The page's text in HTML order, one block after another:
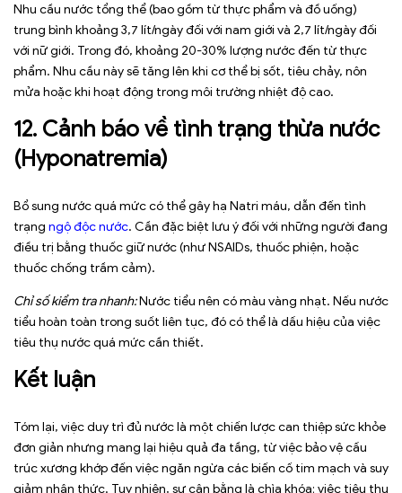
Nhu cầu nước tổng thể (bao gồm từ thực phẩm và đồ uống)
trung bình khoảng 3,7 lít/ngày đối với nam giới và 2,7 lít/ngày đối
với nữ giới. Trong đó, khoảng 20-30% lượng nước đến từ thực
phẩm. Nhu cầu này sẽ tăng lên khi cơ thể bị sốt, tiêu chảy, nôn
mửa hoặc khi hoạt động trong môi trường nhiệt độ cao.
12. Cảnh báo về tình trạng thừa nước
(Hyponatremia)
Bổ sung nước quá mức có thể gây hạ Natri máu, dẫn đến tình
trạng ngộ độc nước. Cần đặc biệt lưu ý đối với những người đang
điều trị bằng thuốc giữ nước (như NSAIDs, thuốc phiện, hoặc
thuốc chống trầm cảm).
Chỉ số kiểm tra nhanh:Nước tiểu nên có màu vàng nhạt. Nếu nước
tiểu hoàn toàn trong suốt liên tục, đó có thể là dấu hiệu của việc
tiêu thụ nước quá mức cần thiết.
Kết luận
Tóm lại, việc duy trì đủ nước là một chiến lược can thiệp sức khỏe
đơn giản nhưng mang lại hiệu quả đa tầng, từ việc bảo vệ cấu
trúc xương khớp đến việc ngăn ngừa các biến cố tim mạch và suy
giảm nhận thức. Tuy nhiên, sự cân bằng là chìa khóa; việc tiêu thụ